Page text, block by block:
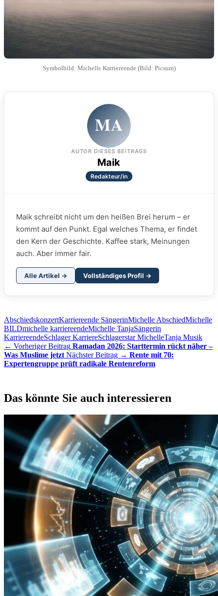
Symbolbild: Michelle Karriereende (Bild: Picsum)
MA
AUTOR DIESES BEITRAGS
Maik
Redakteur/in
Maik schreibt nicht um den heißen Brei herum – er
kommt auf den Punkt. Egal welches Thema, er findet
den Kern der Geschichte. Kaffee stark, Meinungen
auch. Aber immer fair.
Alle Artikel → Vollständiges Profil →
AbschiedskonzertKarriereende SängerinMichelle AbschiedMichelle
BILDmichelle karriereendeMichelle TanjaSängerin
KarriereendeSchlager KarriereSchlagerstar MichelleTanja Musik
← Vorheriger Beitrag Ramadan 2026: Starttermin rückt näher –
Was Muslime jetzt Nächster Beitrag → Rente mit 70:
Expertengruppe prüft radikale Rentenreform
Das könnte Sie auch interessieren